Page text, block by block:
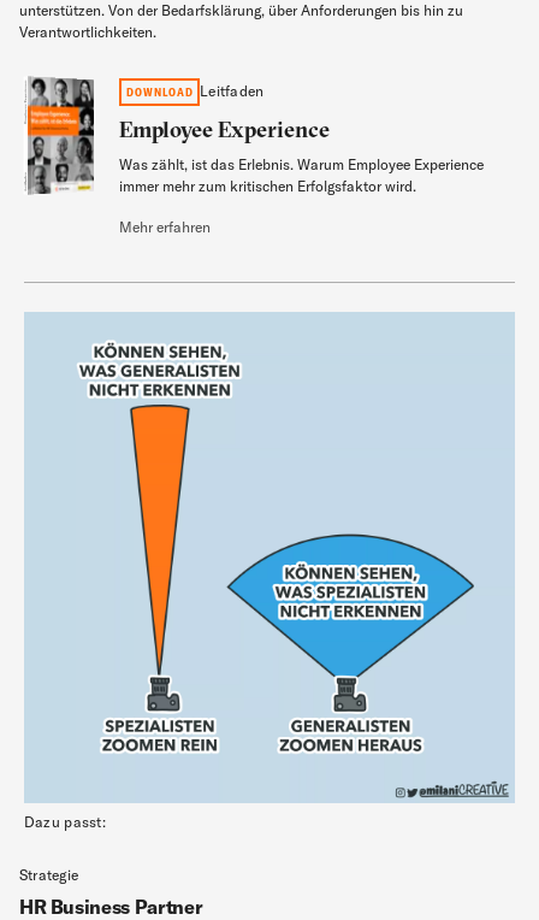
unterstützen. Von der Bedarfsklärung, über Anforderungen bis hin zu
Verantwortlichkeiten.
Leitfaden
Employee Experience DOWNLOAD Leitfaden
Employee Experience
Was zählt, ist das Erlebnis. Warum Employee Experience
immer mehr zum kritischen Erfolgsfaktor wird.
Mehr erfahren
Dazu passt:
Strategie
HR Business Partner